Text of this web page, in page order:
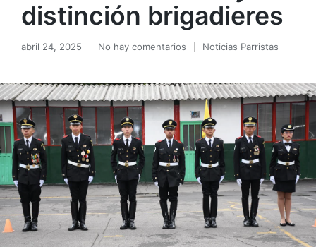
distinción brigadieres
abril 24, 2025 No hay comentarios Noticias Parristas